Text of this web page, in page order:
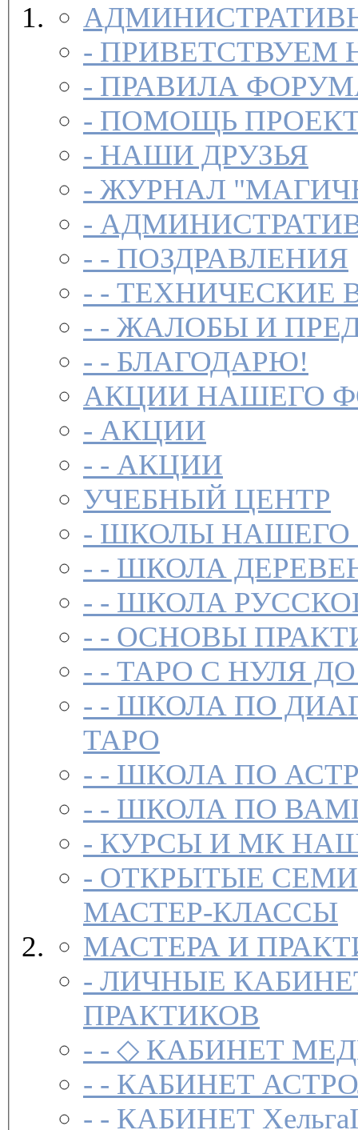
- ПРИВЕТСТВУЕМ
-
ПРАВИЛА
- ПОМОЩЬ
- НАШИ ДРУЗЬЯ
- ЖУРНАЛ
-
- - ПОЗДРАВЛЕНИЯ
- - ТЕХНИЧЕСКИЕ
- - ЖАЛОБЫ И
- - БЛАГОДАРЮ!
АКЦИИ НАШЕГО
- АКЦИИ
- - АКЦИИ
УЧЕБНЫЙ ЦЕНТР
- ШКОЛЫ НАШЕГО
- - ШКОЛА
- - ШКОЛА
- - ОСНОВЫ
- - ТАРО С НУЛЯ
- - ШКОЛА ПО
ТАРО
- - ШКОЛА ПО
- - ШКОЛА ПО
-
- ОТКРЫТЫЕ
МАСТЕР-КЛАССЫ
МАСТЕРА И
- ЛИЧНЫЕ
ПРАКТИКОВ
- - ◇ КАБИНЕТ
- - КАБИНЕТ
- - КАБИНЕТ ХельгаI